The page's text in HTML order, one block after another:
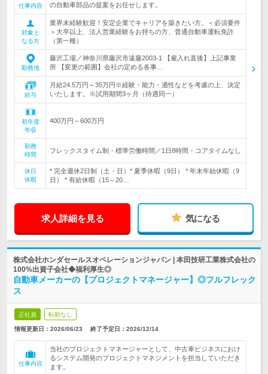
仕事内容
の自動車部品の提案をお任せします。
対象と
なる方
業界未経験歓迎！安定企業でキャリアを築きたい方。＜必須要件
＞大卒以上、法人営業経験をお持ちの方、普通自動車運転免許
（第一種）
勤務地
藤沢工場／神奈川県藤沢市遠藤2003-1 【雇入れ直後】上記事業
所 【変更の範囲】会社の定める各事…
給与
月給24.5万円～35万円※経験・能力・適性などを考慮の上、決定
いたします。※試用期間3ヶ月（待遇同一）
初年度
年収
400万円～600万円
勤務
時間
フレックスタイム制・標準労働時間／1日8時間・コアタイムなし
休日
休暇
* 完全週休2日制（土・日）* 夏季休暇（9日） * 年末年始休暇（9
日） * 有給休暇（15～20…
求人詳細を見る 気になる
株式会社ホンダセールスオペレーションジャパン | 本田技研工業株式会社の
100%出資子会社◆福利厚生◎
自動車メーカーの【プロジェクトマネージャー】◎フルフレック
ス
正社員 転勤なし
情報更新日：2026/06/23 終了予定日： 2026/12/14
仕事内容
当社のプロジェクトマネージャーとして、中古車ビジネスにおけ
るシステム開発のプロジェクトマネジメントを担当していただき
ます。